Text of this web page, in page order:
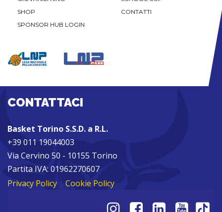
SHOP
CONTATTI
SPONSOR HUB LOGIN
CONTATTACI
Basket Torino S.S.D. a R.L.
+39 011 19044003
Via Cervino 50 - 10155 Torino
Partita IVA: 01962270607
Privacy Policy | Cookie Policy